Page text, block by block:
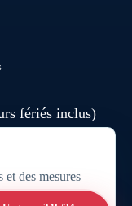
et des mesures
du site.
fériés inclus)
24h/7j